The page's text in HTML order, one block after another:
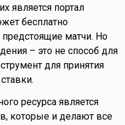
является портал
бесплатно
матчи. Но
– это не способ для
для принятия
ресурса является
которые и делают все